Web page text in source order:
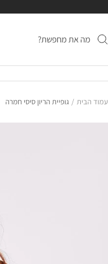
עמוד הבית גופיית הריון סיסי חמרה